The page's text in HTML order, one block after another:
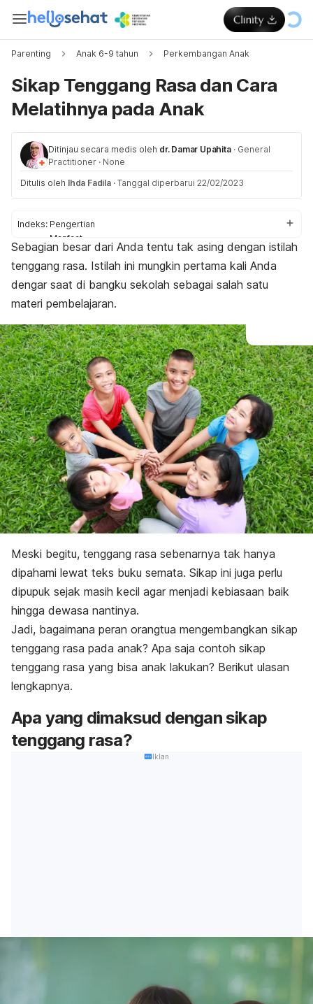
Parenting Anak 6-9 tahun Perkembangan Anak
Sikap Tenggang Rasa dan Cara
Melatihnya pada Anak
Ditinjau secara medis oleh dr. Damar Upahita · General
Practitioner · None
Ditulis oleh Ihda Fadila · Tanggal diperbarui 22/02/2023
Indeks: Pengertian
Manfaat
Contoh
Tips mengajarkan
Sebagian besar dari Anda tentu tak asing dengan istilah
tenggang rasa. Istilah ini mungkin pertama kali Anda
dengar saat di bangku sekolah sebagai salah satu
materi pembelajaran.
Meski begitu, tenggang rasa sebenarnya tak hanya
dipahami lewat teks buku semata. Sikap ini juga perlu
dipupuk sejak masih kecil agar menjadi kebiasaan baik
hingga dewasa nantinya.
Jadi, bagaimana peran orangtua mengembangkan sikap
tenggang rasa pada anak? Apa saja contoh sikap
tenggang rasa yang bisa anak lakukan? Berikut ulasan
lengkapnya.
Apa yang dimaksud dengan sikap
tenggang rasa?
Iklan